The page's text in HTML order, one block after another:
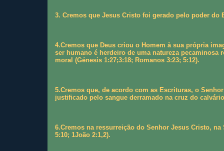
3. Cremos que Jesus Cristo foi gerado pelo poder do
4.Cremos que Deus criou o Homem à sua própria
ser humano é herdeiro de uma natureza
moral (Génesis 1:27;3:18; Romanos 3:23; 5:12).
5.Cremos que, de acordo com as Escrituras, o
justificado pelo sangue derramado na cruz do
6.Cremos na ressurreição do Senhor Jesus Cristo,
5:10; 1João 2:1,2).